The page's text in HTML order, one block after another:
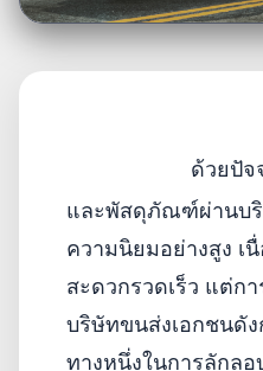
ด้วยปัจ
และพัสดุภัณฑ์ผ่านบริ
ความนิยมอย่างสูง เ
สะดวกรวดเร็ว แต่ก
บริษัทขนส่งเอกชนดัง
ทางหนึ่งในการลักลอ